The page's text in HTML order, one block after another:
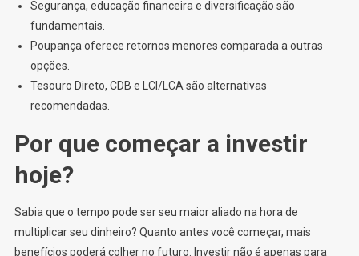
Segurança, educação financeira e diversificação são
fundamentais.
Poupança oferece retornos menores comparada a outras
opções.
Tesouro Direto, CDB e LCI/LCA são alternativas
recomendadas.
Por que começar a investir
hoje?
Sabia que o tempo pode ser seu maior aliado na hora de
multiplicar seu dinheiro? Quanto antes você começar, mais
benefícios poderá colher no futuro. Investir não é apenas para